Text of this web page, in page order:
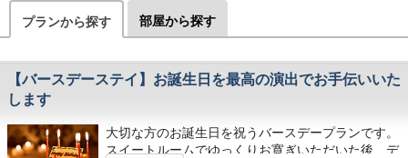
プランから探す 部屋から探す
【バースデーステイ】お誕生日を最高の演出でお手伝いいた
します
大切な方のお誕生日を祝うバースデープランです。
スイートルームでゆっくりお寛ぎいただいた後、デ